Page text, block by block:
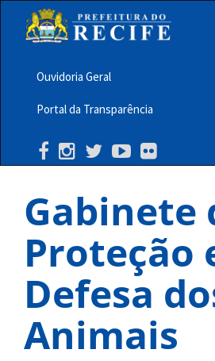
principalMenu
Barra
Topo
PCR
Ouvidoria Geral
Portal da Transparência
Gabinete
Proteção
Defesa
Animais